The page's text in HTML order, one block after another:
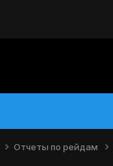
Отчеты по рейдам